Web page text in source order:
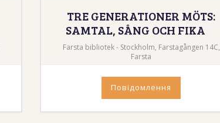
TRE GENERATIONER MÖTS:
SAMTAL, SÅNG OCH FIKA
Farsta bibliotek - Stockholm, Farstagången 14C,
Farsta
Повідомлення